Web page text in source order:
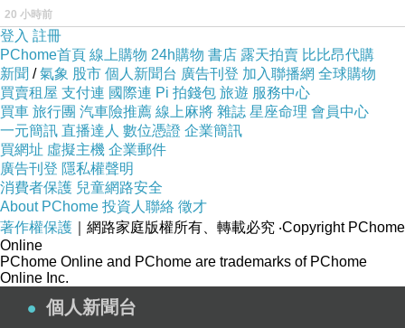
晉時期的《列異傳》，東晉時期干寶《搜神
記》、宋朝《太平廣記》中也有收錄，在2012年
台灣一部電影《變羊記》，即是引用此故事改編
的。
三、救鬼的甯采臣
拜電影及電視劇所賜，甯采臣成了人們耳熟能詳
的名字，其實他源自清朝蒲松齡的誌怪小說《聊
齋志異》中的《聶小倩》，後來改成我們較熟知
的《倩女幽魂》。甯采臣是個赴京趕考的書生，
遇到女鬼聶小倩，因不受其誘惑，使得聶小倩深
受感動而愛上他，並救他一命，而甯采臣也幫忙
20 小時前
登入 註冊
PChome首頁 線上購物 24h購物 書店 露天拍賣 比比昂代購
新聞 /氣象 股市 個人新聞台 廣告刊登 加入聯播網 全球購物
買賣租屋 支付連 國際連 Pi 拍錢包 旅遊 服務中心
買車 旅行團 汽車險推薦 線上麻將 雜誌 星座命理 會員中心
一元簡訊 直播達人 數位憑證 企業簡訊
買網址 虛擬主機 企業郵件
廣告刊登 隱私權聲明
消費者保護 兒童網路安全
About PChome 投資人聯絡 徵才
著作權保護 ｜網路家庭版權所有、轉載必究 ‧Copyright PChome
Online
PChome Online and PChome are trademarks of PChome
Online Inc.
個人新聞台